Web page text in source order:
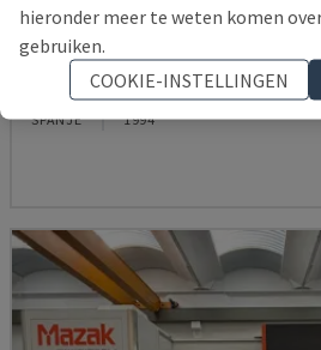
DMC 60 U
DECKEL MAHO - DRAAI-FREESCENTRUM
SPANJE 1994
hieronder meer te weten komen
gebruiken.
COOKIE-INSTELLINGEN